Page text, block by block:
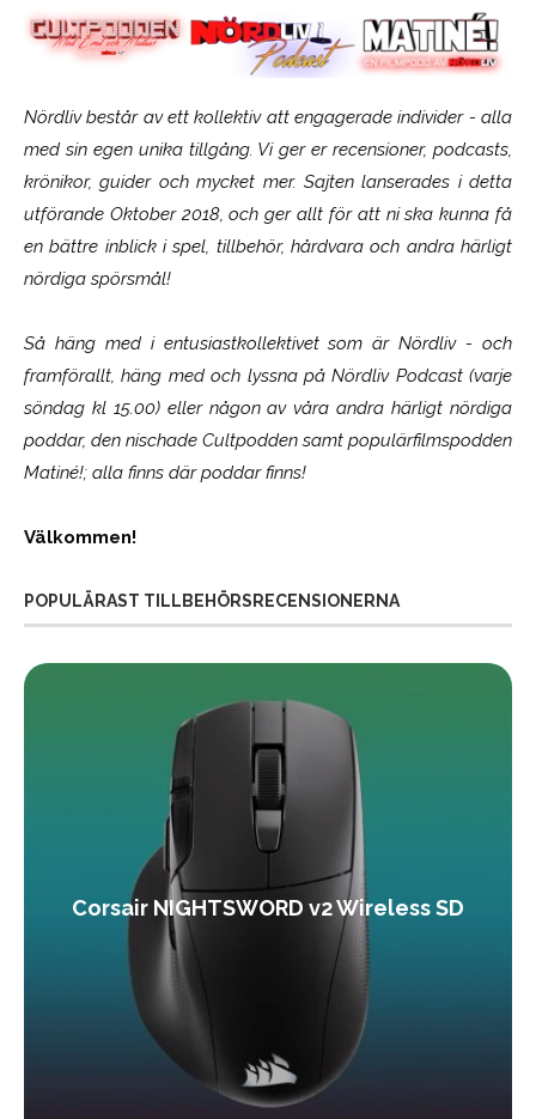
Nördliv består av ett kollektiv att engagerade individer - alla
med sin egen unika tillgång. Vi ger er recensioner, podcasts,
krönikor, guider och mycket mer. Sajten lanserades i detta
utförande Oktober 2018, och ger allt för att ni ska kunna få
en bättre inblick i spel, tillbehör, hårdvara och andra härligt
nördiga spörsmål!
Så häng med i entusiastkollektivet som ärNördliv- och
framförallt, häng med och lyssna på Nördliv Podcast (varje
söndag kl 15.00) eller någon av våra andra härligt nördiga
poddar, den nischade Cultpodden samt populärfilmspodden
Matiné!; alla finns där poddar finns!
Välkommen!
POPULÄRAST TILLBEHÖRSRECENSIONERNA
Corsair NIGHTSWORD v2 Wireless SD